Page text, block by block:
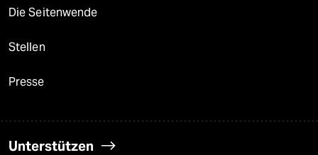
Die Seitenwende
Stellen
Presse
Unterstützen